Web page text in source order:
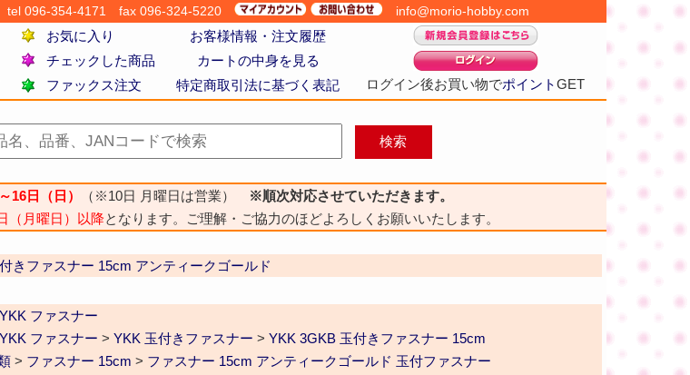
tel 096-354-4171 fax 096-324-5220 info@morio-hobby.com
お気に入り お客様情報・注文履歴
ログイン後お買い物でポイントGET
チェックした商品
カートの中身を見る
ファックス注文 特定商取引法に基づく表記
16日（日） （※10日 月曜日は営業）
※順次対応させていただきます。
（月曜日）以降となります。ご理解・ご協力のほどよろしくお願いいたします。
きファスナー 15cm アンティークゴールド
YKK ファスナー
YKK ファスナー > YKK 玉付きファスナー > YKK 3GKB 玉付きファスナー 15cm
> ファスナー 15cm > ファスナー 15cm アンティークゴールド 玉付ファスナー